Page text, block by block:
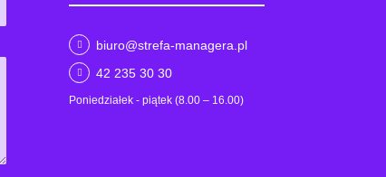
biuro@strefa-managera.pl
42 235 30 30
Poniedziałek - piątek (8.00 – 16.00)